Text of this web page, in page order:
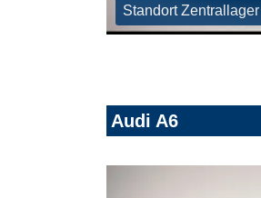
Standort Zentrallager
Audi A6